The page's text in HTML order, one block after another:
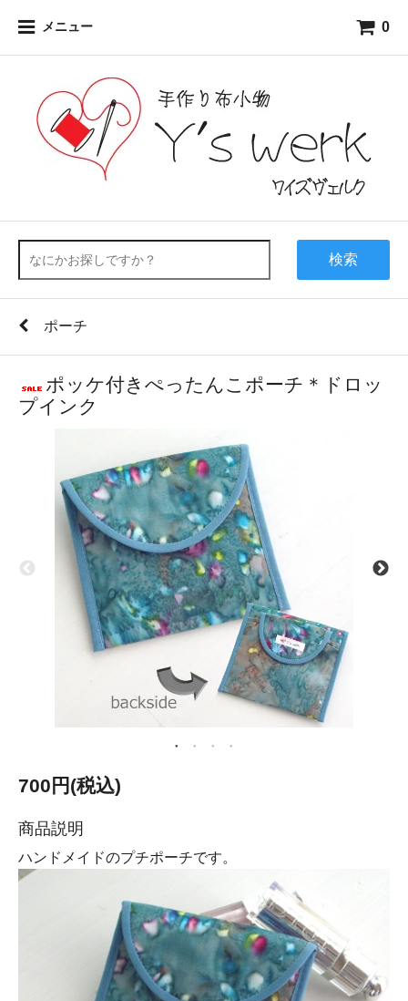
メニュー 0
検索
ポーチ
ポッケ付きぺったんこポーチ＊ドロッ
プインク
700円(税込)
商品説明
ハンドメイドのプチポーチです。